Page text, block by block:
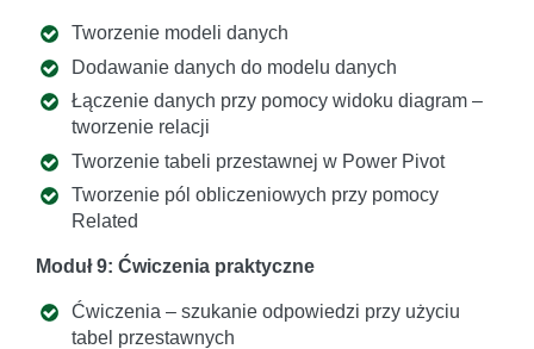
Tworzenie modeli danych
Dodawanie danych do modelu danych
Łączenie danych przy pomocy widoku diagram –
tworzenie relacji
Tworzenie tabeli przestawnej w Power Pivot
Tworzenie pól obliczeniowych przy pomocy
Related
Moduł 9: Ćwiczenia praktyczne
Ćwiczenia – szukanie odpowiedzi przy użyciu
tabel przestawnych